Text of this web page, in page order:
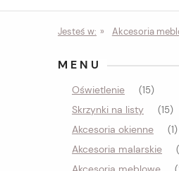
Jesteś w: » Akcesoria
MENU
Oświetlenie (15)
Skrzynki na listy (15)
Akcesoria okienne (1)
Akcesoria malarskie